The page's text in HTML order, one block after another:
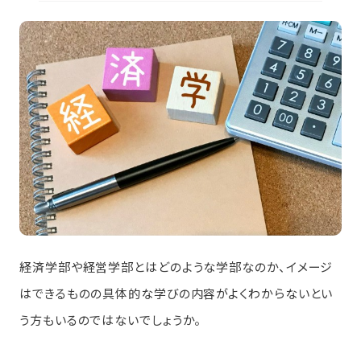
経済学部や経営学部とはどのような学部なのか、イメージ
はできるものの具体的な学びの内容がよくわからないとい
う方もいるのではないでしょうか。